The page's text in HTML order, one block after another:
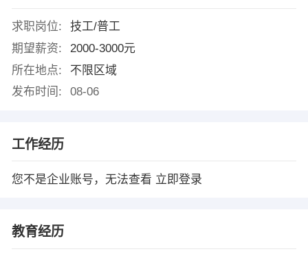
求职岗位:
技工/普工
期望薪资:
2000-3000元
所在地点:
不限区域
发布时间:
08-06
工作经历
您不是企业账号，无法查看 立即登录
教育经历